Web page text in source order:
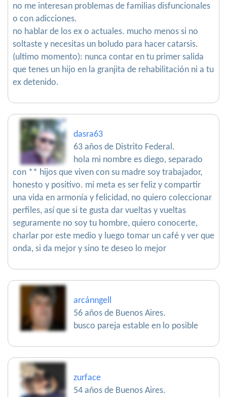
no me interesan problemas de familias disfuncionales
o con adicciones.
no hablar de los ex o actuales. mucho menos si no
soltaste y necesitas un boludo para hacer catarsis.
(ultimo momento): nunca contar en tu primer salida
que tenes un hijo en la granjita de rehabilitación ni a tu
ex detenido.
dasra63
63 años de Distrito Federal.
hola mi nombre es diego, separado
con ** hijos que viven con su madre soy trabajador,
honesto y positivo. mi meta es ser feliz y compartir
una vida en armonía y felicidad, no quiero coleccionar
perfiles, así que si te gusta dar vueltas y vueltas
seguramente no soy tu hombre, quiero conocerte,
charlar por este medio y luego tomar un café y ver que
onda, si da mejor y sino te deseo lo mejor
arcánngell
56 años de Buenos Aires.
busco pareja estable en lo posible
zurface
54 años de Buenos Aires.